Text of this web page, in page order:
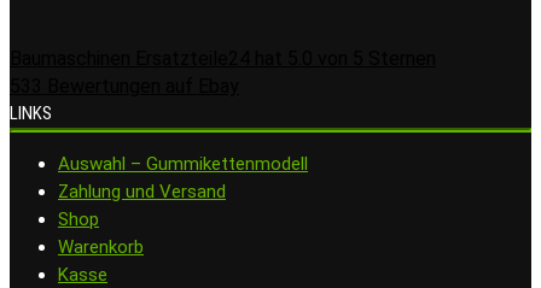
LINKS
Auswahl – Gummikettenmodell
Zahlung und Versand
Shop
Warenkorb
Kasse